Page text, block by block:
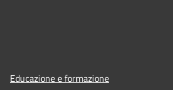
Educazione e formazione